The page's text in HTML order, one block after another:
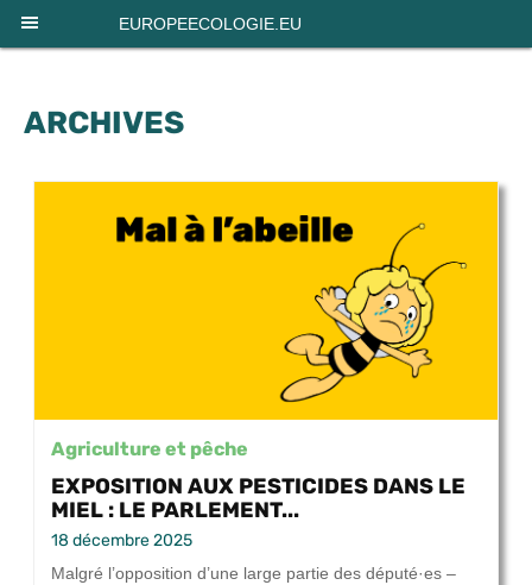
EUROPEECOLOGIE.EU
ARCHIVES
Agriculture et pêche
EXPOSITION AUX PESTICIDES DANS LE
MIEL : LE PARLEMENT...
18 décembre 2025
Malgré l’opposition d’une large partie des député·es –